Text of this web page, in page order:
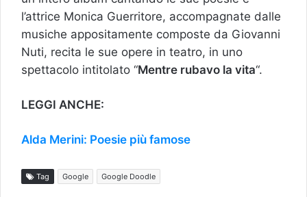
l’attrice Monica Guerritore, accompagnate dalle
musiche appositamente composte da Giovanni
Nuti, recita le sue opere in teatro, in uno
spettacolo intitolato “Mentre rubavo la vita“.
LEGGI ANCHE:
Alda Merini: Poesie più famose
Tag Google Google Doodle